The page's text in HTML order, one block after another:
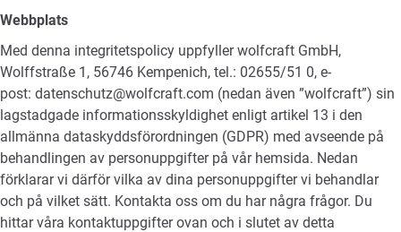
Webbplats
Med denna integritetspolicy uppfyller wolfcraft GmbH,
Wolffstraße 1, 56746 Kempenich, tel.: 02655/51 0, e-
post: datenschutz@wolfcraft.com (nedan även ”wolfcraft”) sin
lagstadgade informationsskyldighet enligt artikel 13 i den
allmänna dataskyddsförordningen (GDPR) med avseende på
behandlingen av personuppgifter på vår hemsida. Nedan
förklarar vi därför vilka av dina personuppgifter vi behandlar
och på vilket sätt. Kontakta oss om du har några frågor. Du
hittar våra kontaktuppgifter ovan och i slutet av detta